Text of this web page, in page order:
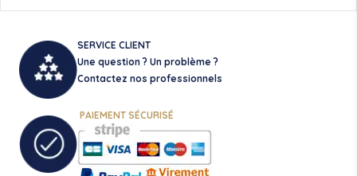
SERVICE CLIENT
Une question ? Un problème ?
Contactez nos professionnels
PAIEMENT SÉCURISÉ